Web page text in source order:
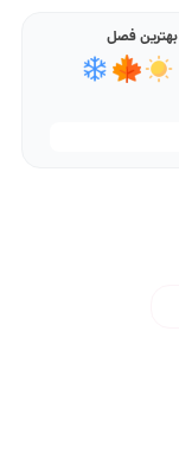
بهترین فصل